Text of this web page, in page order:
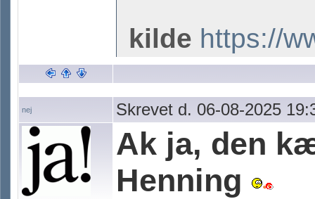
kilde https://
nej Skrevet d. 06-08-2025
Ak ja, den
Henning